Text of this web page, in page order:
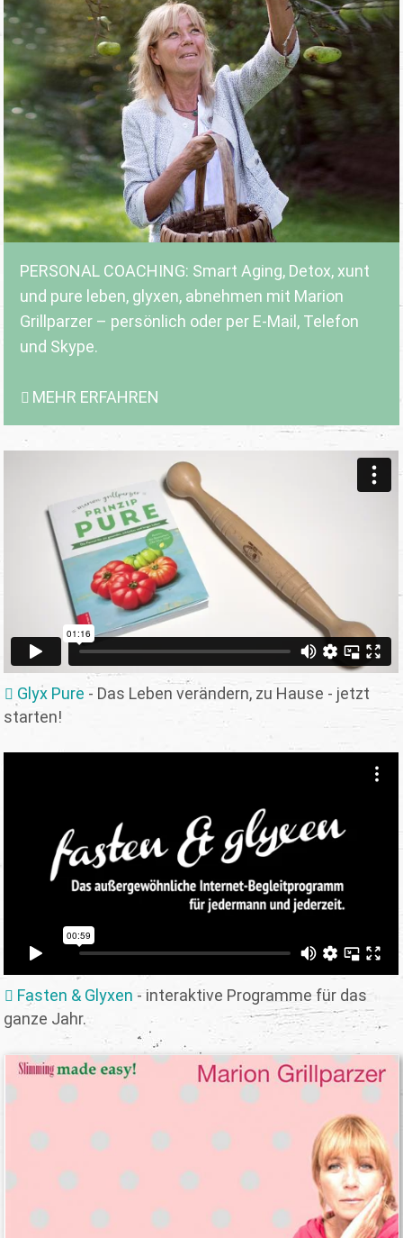
PERSONAL COACHING: Smart Aging, Detox, xunt
und pure leben, glyxen, abnehmen mit Marion
Grillparzer – persönlich oder per E-Mail, Telefon
und Skype.
MEHR ERFAHREN
Glyx Pure - Das Leben verändern, zu Hause - jetzt
starten!
Fasten & Glyxen - interaktive Programme für das
ganze Jahr.